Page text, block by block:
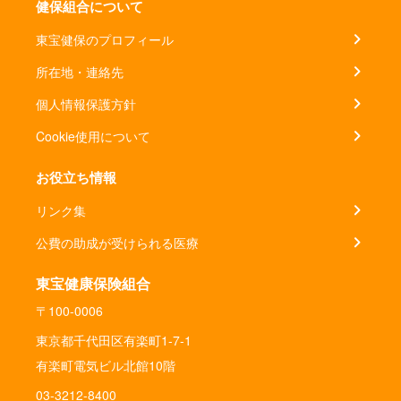
健保組合について
東宝健保のプロフィール
所在地・連絡先
個人情報保護方針
Cookie使用について
お役立ち情報
リンク集
公費の助成が受けられる医療
東宝健康保険組合
〒100-0006
東京都千代田区有楽町1-7-1
有楽町電気ビル北館10階
03-3212-8400